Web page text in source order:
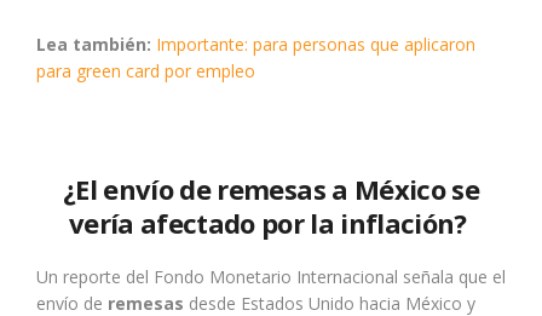
Lea también: Importante: para personas que aplicaron
para green card por empleo
¿El envío de remesas a México se
vería afectado por la inflación?
Un reporte del Fondo Monetario Internacional señala que el
envío de remesas desde Estados Unido hacia México y